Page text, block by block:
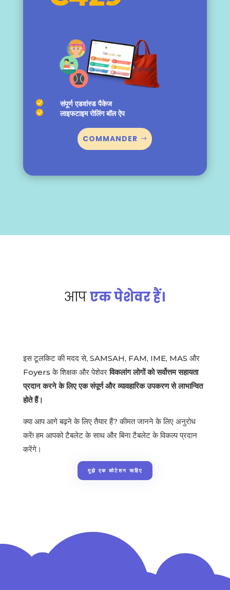
N संपूर्ण एडवांस्ड पैकेज
N लाइफटाइम रोलिंग बॉल ऐप
COMMANDER
आपएक पेशेवर हैं।
इस टूलकिट की मदद से, SAMSAH, FAM, IME, MAS और
Foyers के शिक्षक और पेशेवरविकलांग लोगों को सर्वोत्तम सहायता
प्रदान करने के लिए एक संपूर्ण और व्यावहारिक उपकरण से लाभान्वित
होते हैं।
क्या आप आगे बढ़ने के लिए तैयार हैं? कीमत जानने के लिए अनुरोध
करें! हम आपको टैबलेट के साथ और बिना टैबलेट के विकल्प प्रदान
करेंगे।
मुझे एक कोटेशन चाहिए